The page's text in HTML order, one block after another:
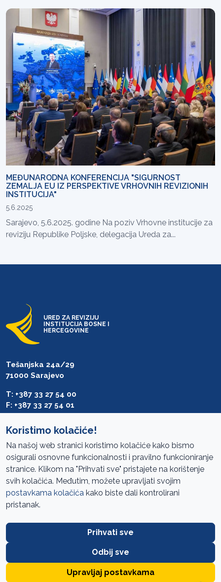
MEĐUNARODNA KONFERENCIJA "SIGURNOST
ZEMALJA EU IZ PERSPEKTIVE VRHOVNIH REVIZIONIH
INSTITUCIJA"
5.6.2025
Sarajevo, 5.6.2025. godine Na poziv Vrhovne institucije za
reviziju Republike Poljske, delegacija Ureda za...
URED ZA REVIZIJU
INSTITUCIJA BOSNE I
HERCEGOVINE
Tešanjska 24a/29
71000 Sarajevo
T: +387 33 27 54 00
F: +387 33 27 54 01
Pristup informacijama
Mapa sajta
Oglasi
FAQ
Koristimo kolačiće!
Na našoj web stranici koristimo kolačiće kako bismo
osigurali osnovne funkcionalnosti i pravilno funkcioniranje
stranice. Klikom na "Prihvati sve" pristajete na korištenje
svih kolačića. Međutim, možete upravljati svojim
postavkama kolačića kako biste dali kontrolirani
pristanak.
Prihvati sve
Odbij sve
Upravljaj postavkama